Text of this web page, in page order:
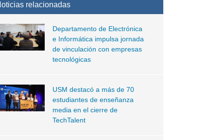
relacionadas
Departamento de Electrónica
e Informática impulsa jornada
de vinculación con empresas
tecnológicas
USM destacó a más de 70
estudiantes de enseñanza
media en el cierre de
TechTalent